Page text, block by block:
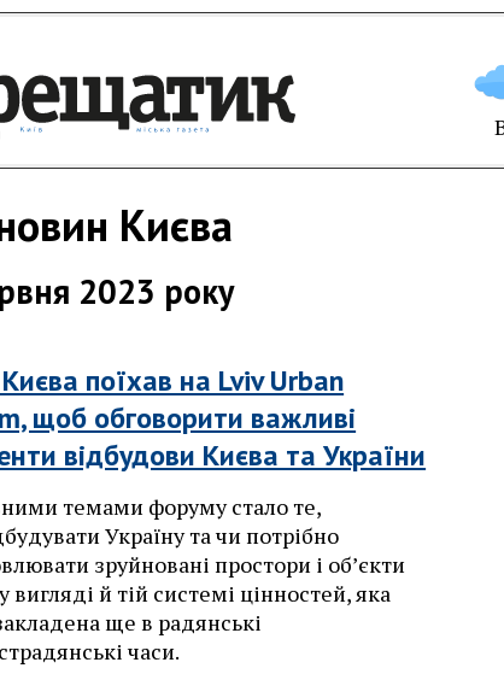
Києва
2023 року
поїхав на Lviv Urban
щоб обговорити важливі
відбудови Києва та України
темами форуму стало те,
Україну та чи потрібно
зруйновані простори і об’єкти
вигляді й тій системі цінностей, яка
ще в радянські
часи.